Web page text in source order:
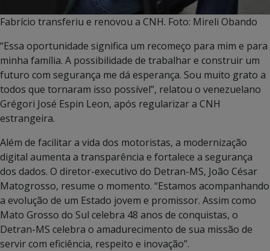
Fabrício transferiu e renovou a CNH. Foto: Mireli Obando
“Essa oportunidade significa um recomeço para mim e para
minha família. A possibilidade de trabalhar e construir um
futuro com segurança me dá esperança. Sou muito grato a
todos que tornaram isso possível”, relatou o venezuelano
Grégori José Espin Leon, após regularizar a CNH
estrangeira.
Além de facilitar a vida dos motoristas, a modernização
digital aumenta a transparência e fortalece a segurança
dos dados. O diretor-executivo do Detran-MS, João César
Matogrosso, resume o momento. “Estamos acompanhando
a evolução de um Estado jovem e promissor. Assim como
Mato Grosso do Sul celebra 48 anos de conquistas, o
Detran-MS celebra o amadurecimento de sua missão de
servir com eficiência, respeito e inovação”.